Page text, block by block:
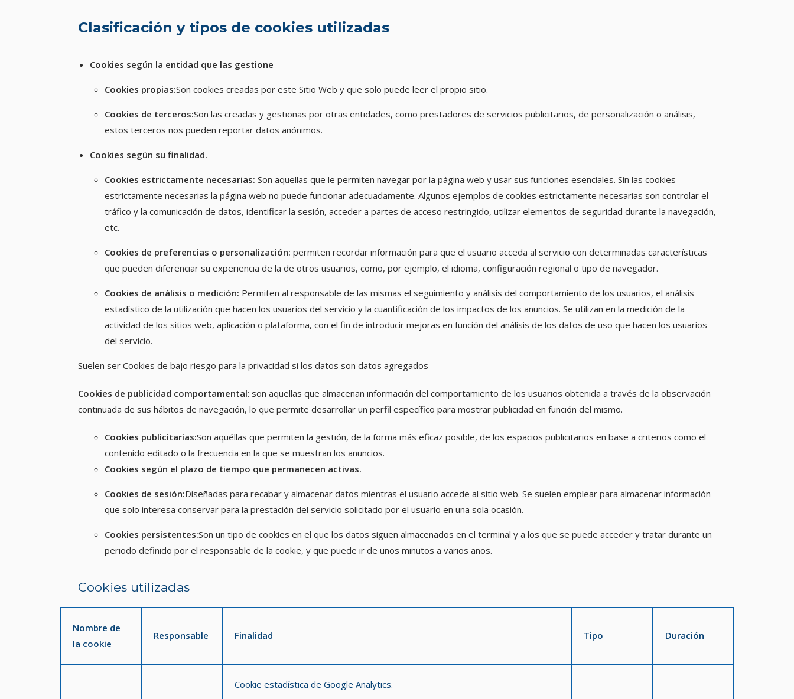
Clasificación y tipos de cookies utilizadas
Cookies según la entidad que las gestione
Cookies propias:Son cookies creadas por este Sitio Web y que solo puede leer el propio sitio.
Cookies de terceros:Son las creadas y gestionas por otras entidades, como prestadores de servicios publicitarios, de personalización o análisis,
estos terceros nos pueden reportar datos anónimos.
Cookies según su finalidad.
Cookies estrictamente necesarias: Son aquellas que le permiten navegar por la página web y usar sus funciones esenciales. Sin las cookies
estrictamente necesarias la página web no puede funcionar adecuadamente. Algunos ejemplos de cookies estrictamente necesarias son controlar el
tráfico y la comunicación de datos, identificar la sesión, acceder a partes de acceso restringido, utilizar elementos de seguridad durante la navegación,
etc.
Cookies de preferencias o personalización: permiten recordar información para que el usuario acceda al servicio con determinadas características
que pueden diferenciar su experiencia de la de otros usuarios, como, por ejemplo, el idioma, configuración regional o tipo de navegador.
Cookies de análisis o medición: Permiten al responsable de las mismas el seguimiento y análisis del comportamiento de los usuarios, el análisis
estadístico de la utilización que hacen los usuarios del servicio y la cuantificación de los impactos de los anuncios. Se utilizan en la medición de la
actividad de los sitios web, aplicación o plataforma, con el fin de introducir mejoras en función del análisis de los datos de uso que hacen los usuarios
del servicio.
Suelen ser Cookies de bajo riesgo para la privacidad si los datos son datos agregados
Cookies de publicidad comportamental: son aquellas que almacenan información del comportamiento de los usuarios obtenida a través de la observación
continuada de sus hábitos de navegación, lo que permite desarrollar un perfil específico para mostrar publicidad en función del mismo.
Cookies publicitarias:Son aquéllas que permiten la gestión, de la forma más eficaz posible, de los espacios publicitarios en base a criterios como el
contenido editado o la frecuencia en la que se muestran los anuncios.
Cookies según el plazo de tiempo que permanecen activas.
Cookies de sesión:Diseñadas para recabar y almacenar datos mientras el usuario accede al sitio web. Se suelen emplear para almacenar información
que solo interesa conservar para la prestación del servicio solicitado por el usuario en una sola ocasión.
Cookies persistentes:Son un tipo de cookies en el que los datos siguen almacenados en el terminal y a los que se puede acceder y tratar durante un
periodo definido por el responsable de la cookie, y que puede ir de unos minutos a varios años.
Cookies utilizadas
Nombre de
la cookie
Responsable Finalidad Tipo Duración
Cookie estadística de Google Analytics.